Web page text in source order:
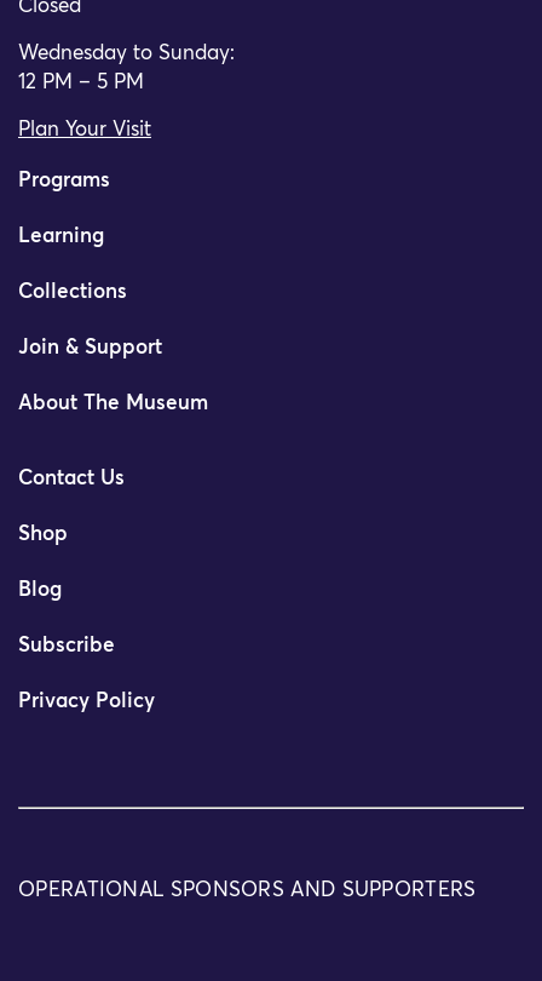
Closed
Wednesday to Sunday:
12 PM – 5 PM
Plan Your Visit
Programs
Learning
Collections
Join & Support
About The Museum
Contact Us
Shop
Blog
Subscribe
Privacy Policy
OPERATIONAL SPONSORS AND SUPPORTERS